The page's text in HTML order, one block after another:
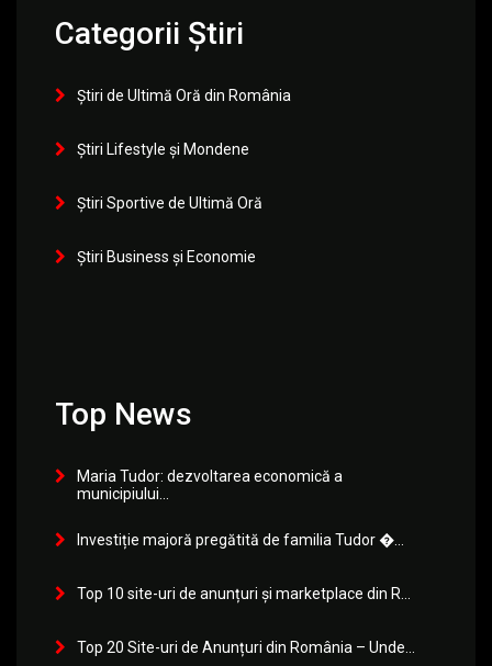
Categorii Știri
Știri de Ultimă Oră din România
Știri Lifestyle și Mondene
Știri Sportive de Ultimă Oră
Știri Business și Economie
Top News
Maria Tudor: dezvoltarea economică a
municipiului...
Investiție majoră pregătită de familia Tudor �...
Top 10 site-uri de anunțuri și marketplace din R...
Top 20 Site-uri de Anunțuri din România – Unde...